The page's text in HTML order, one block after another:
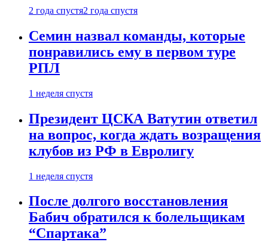
2 года спустя2 года спустя
Семин назвал команды, которые
понравились ему в первом туре
РПЛ
1 неделя спустя
Президент ЦСКА Ватутин ответил
на вопрос, когда ждать возращения
клубов из РФ в Евролигу
1 неделя спустя
После долгого восстановления
Бабич обратился к болельщикам
“Спартака”